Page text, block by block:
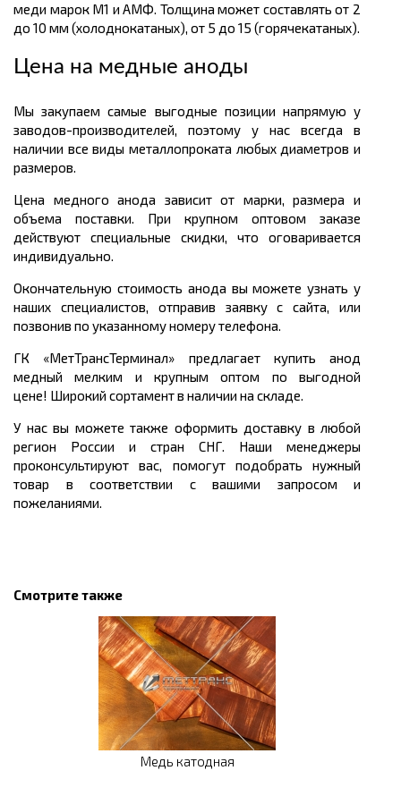
меди марок М1 и АМФ. Толщина может составлять от 2
до 10 мм (холоднокатаных), от 5 до 15 (горячекатаных).
Цена на медные аноды
Мы закупаем самые выгодные позиции напрямую у
заводов-производителей, поэтому у нас всегда в
наличии все виды металлопроката любых диаметров и
размеров.
Цена медного анода зависит от марки, размера и
объема поставки. При крупном оптовом заказе
действуют специальные скидки, что оговаривается
индивидуально.
Окончательную стоимость анода вы можете узнать у
наших специалистов, отправив заявку с сайта, или
позвонив по указанному номеру телефона.
ГК «МетТрансТерминал» предлагает купить анод
медный мелким и крупным оптом по выгодной
цене! Широкий сортамент в наличии на складе.
У нас вы можете также оформить доставку в любой
регион России и стран СНГ. Наши менеджеры
проконсультируют вас, помогут подобрать нужный
товар в соответствии с вашими запросом и
пожеланиями.
Смотрите также
Медь катодная